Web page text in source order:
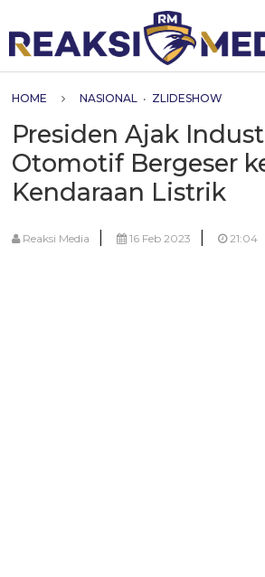
HOME NASIONAL • ZLIDESHOW
Presiden Ajak
Otomotif Bergeser
Kendaraan Listrik
Reaksi Media | 16 Feb 2023 | 21:04